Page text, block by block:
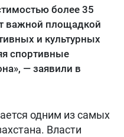
более 35
важной площадкой
и культурных
спортивные
— заявили в
одним из самых
Власти